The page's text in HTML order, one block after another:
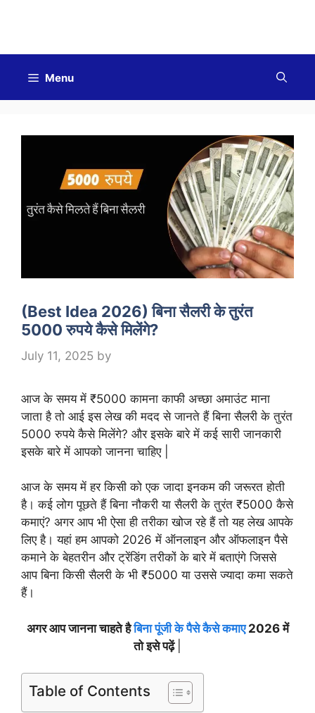
Menu
(Best Idea 2026) बिना सैलरी के तुरंत
5000 रुपये कैसे मिलेंगे?
July 11, 2025 by
आज के समय में ₹5000 कामना काफी अच्छा अमाउंट माना
जाता है तो आई इस लेख की मदद से जानते हैं बिना सैलरी के तुरंत
5000 रुपये कैसे मिलेंगे? और इसके बारे में कई सारी जानकारी
इसके बारे में आपको जानना चाहिए |
आज के समय में हर किसी को एक जादा इनकम की जरूरत होती
है। कई लोग पूछते हैं बिना नौकरी या सैलरी के तुरंत ₹5000 कैसे
कमाएं? अगर आप भी ऐसा ही तरीका खोज रहे हैं तो यह लेख आपके
लिए है। यहां हम आपको 2026 में ऑनलाइन और ऑफलाइन पैसे
कमाने के बेहतरीन और ट्रेंडिंग तरीकों के बारे में बताएंगे जिससे
आप बिना किसी सैलरी के भी ₹5000 या उससे ज्यादा कमा सकते
हैं।
अगर आप जानना चाहते हैबिना पूंजी के पैसे कैसे कमाए2026 में
तो इसे पढ़ें
Table of Contents